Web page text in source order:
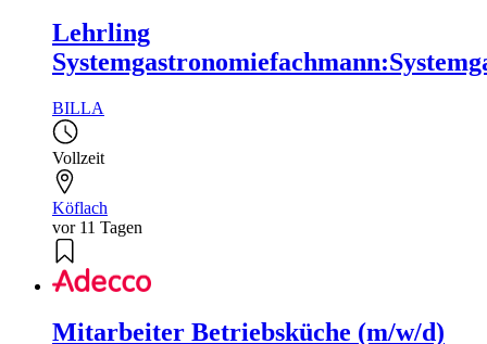
Lehrling
BILLA
Vollzeit
Köflach
vor 11 Tagen
Mitarbeiter Betriebsküche (m/w/d)